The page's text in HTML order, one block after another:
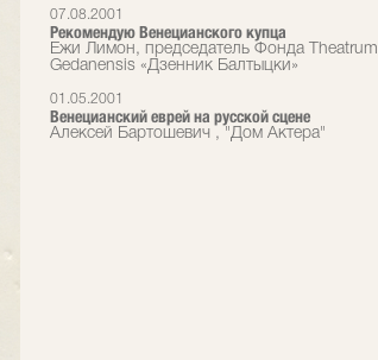
07.08.2001
Рекомендую Венецианского купца
Ежи Лимон, председатель Фонда Theatrum
Gedanensis «Дзенник Балтыцки»
01.05.2001
Венецианский еврей на русской сцене
Алексей Бартошевич , "Дом Актера"